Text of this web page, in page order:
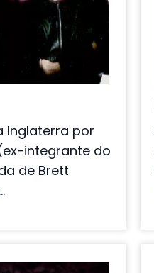
Inglaterra por
integrante do
de Brett